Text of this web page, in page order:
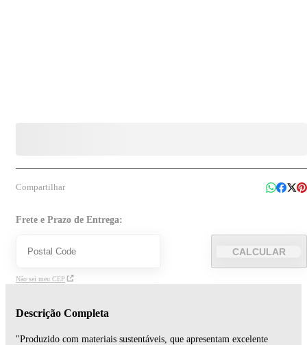
Compartilhar
Frete e Prazo de Entrega:
CALCULAR
Não sei meu CEP
Descrição Completa
"Produzido com materiais sustentáveis, que apresentam excelente